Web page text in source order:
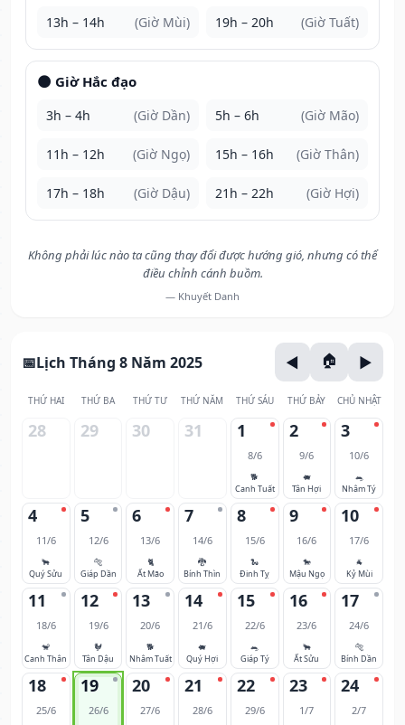
13h – 14h (Giờ Mùi) 19h – 20h (Giờ Tuất)
🌑 Giờ Hắc đạo
3h – 4h (Giờ Dần) 5h – 6h (Giờ Mão)
11h – 12h (Giờ Ngọ) 15h – 16h (Giờ Thân)
17h – 18h (Giờ Dậu) 21h – 22h (Giờ Hợi)
Không phải lúc nào ta cũng thay đổi được hướng gió, nhưng có thể
điều chỉnh cánh buồm.
— Khuyết Danh
Lịch Tháng 8 Năm 2025
THỨ HAI THỨ BA THỨ TƯ THỨ NĂM THỨ SÁU THỨ BẢY CHỦ NHẬT
28 29 30 31 1
8/6
🐕
Canh Tuất
2
9/6
🐖
Tân Hợi
3
10/6
🐀
Nhâm Tý
4
11/6
🐂
Quý Sửu
5
12/6
🐅
Giáp Dần
6
13/6
🐈
Ất Mão
7
14/6
🐉
Bính Thìn
8
15/6
🐍
Đinh Tỵ
9
16/6
🐎
Mậu Ngọ
10
17/6
🐐
Kỷ Mùi
11
18/6
🐒
Canh Thân
12
19/6
🐓
Tân Dậu
13
20/6
🐕
Nhâm Tuất
14
21/6
🐖
Quý Hợi
15
22/6
🐀
Giáp Tý
16
23/6
🐂
Ất Sửu
17
24/6
🐅
Bính Dần
18
25/6
19
26/6
20
27/6
21
28/6
22
29/6
23
1/7
24
2/7